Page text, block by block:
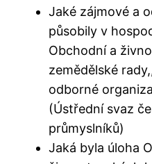
Jaké zájmové a
působily v
Obchodní a
zemědělské
odborné
(Ústřední svaz
průmyslníků)
Jaká byla úloha